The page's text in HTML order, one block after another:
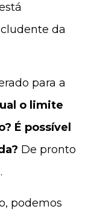
da
para a
o limite
É possível
De pronto
podemos